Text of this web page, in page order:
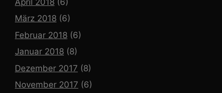
März 2018 (6)
Februar 2018 (6)
Januar 2018 (8)
Dezember 2017 (8)
November 2017 (6)